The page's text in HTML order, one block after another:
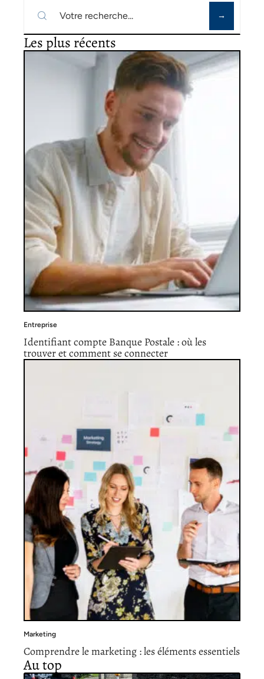
Les plus récents
Entreprise
Identifiant compte Banque Postale : où les
trouver et comment se connecter
Marketing
Comprendre le marketing : les éléments essentiels
Au top